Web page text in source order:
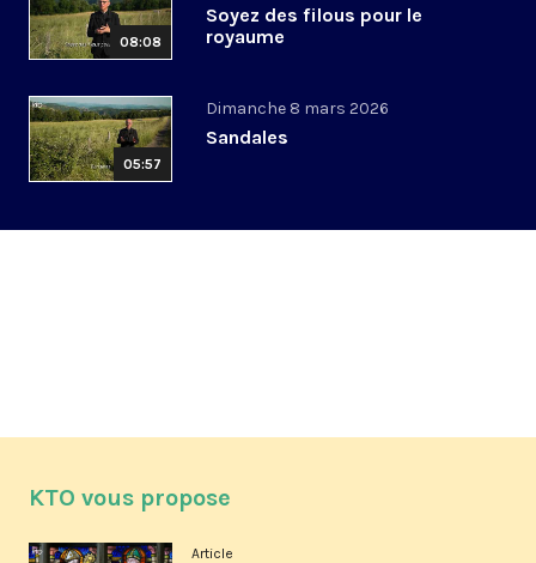
08:08
Soyez des filous pour le
royaume
05:57
Dimanche 8 mars 2026
Sandales
KTO vous propose
Article